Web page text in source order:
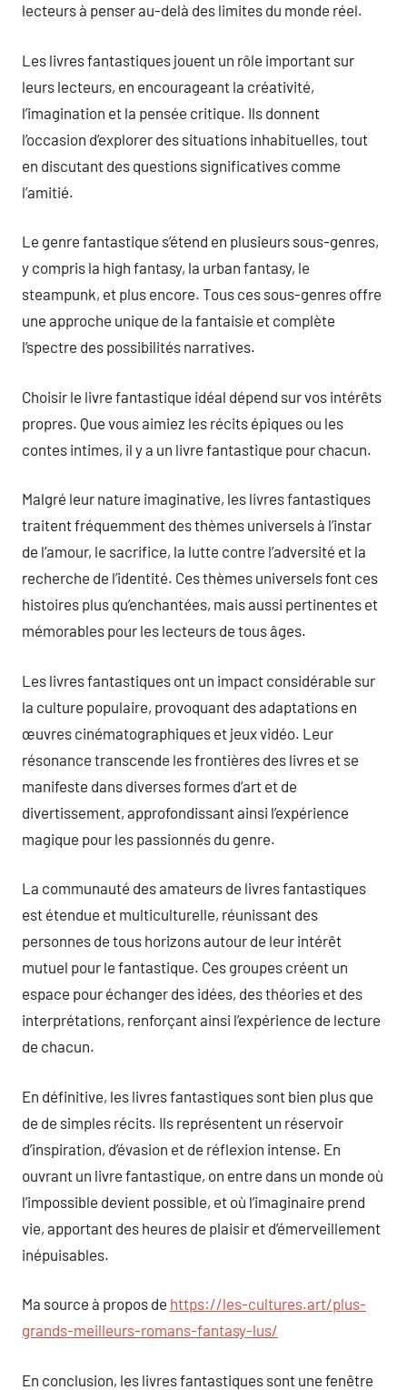
lecteurs à penser au-delà des limites du monde réel.
Les livres fantastiques jouent un rôle important sur
leurs lecteurs, en encourageant la créativité,
l’imagination et la pensée critique. Ils donnent
l’occasion d’explorer des situations inhabituelles, tout
en discutant des questions significatives comme
l’amitié.
Le genre fantastique s’étend en plusieurs sous-genres,
y compris la high fantasy, la urban fantasy, le
steampunk, et plus encore. Tous ces sous-genres offre
une approche unique de la fantaisie et complète
l’spectre des possibilités narratives.
Choisir le livre fantastique idéal dépend sur vos intérêts
propres. Que vous aimiez les récits épiques ou les
contes intimes, il y a un livre fantastique pour chacun.
Malgré leur nature imaginative, les livres fantastiques
traitent fréquemment des thèmes universels à l’instar
de l’amour, le sacrifice, la lutte contre l’adversité et la
recherche de l’identité. Ces thèmes universels font ces
histoires plus qu’enchantées, mais aussi pertinentes et
mémorables pour les lecteurs de tous âges.
Les livres fantastiques ont un impact considérable sur
la culture populaire, provoquant des adaptations en
œuvres cinématographiques et jeux vidéo. Leur
résonance transcende les frontières des livres et se
manifeste dans diverses formes d’art et de
divertissement, approfondissant ainsi l’expérience
magique pour les passionnés du genre.
La communauté des amateurs de livres fantastiques
est étendue et multiculturelle, réunissant des
personnes de tous horizons autour de leur intérêt
mutuel pour le fantastique. Ces groupes créent un
espace pour échanger des idées, des théories et des
interprétations, renforçant ainsi l’expérience de lecture
de chacun.
En définitive, les livres fantastiques sont bien plus que
de de simples récits. Ils représentent un réservoir
d’inspiration, d’évasion et de réflexion intense. En
ouvrant un livre fantastique, on entre dans un monde où
l’impossible devient possible, et où l’imaginaire prend
vie, apportant des heures de plaisir et d’émerveillement
inépuisables.
Ma source à propos de https://les-cultures.art/plus-
grands-meilleurs-romans-fantasy-lus/
En conclusion, les livres fantastiques sont une fenêtre